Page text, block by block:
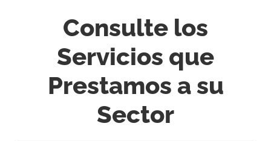
Consulte los
Servicios que
Prestamos a su
Sector